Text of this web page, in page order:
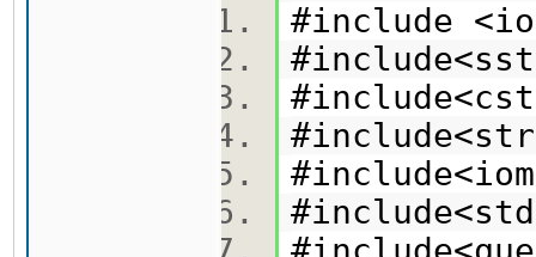
#include